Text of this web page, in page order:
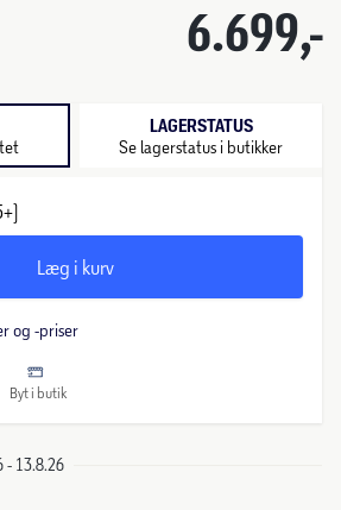
6.699,-
LAGERSTATUS
Se lagerstatus i butikker
Læg i kurv
og -priser
Byt i butik
13.8.26